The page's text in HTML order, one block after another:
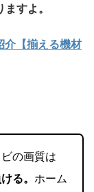
すよ。
介【揃える機材
の画質は
る。 ホーム